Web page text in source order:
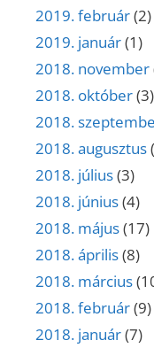
2019. február(2)
2019. január(1)
2018. november
2018. október(3)
2018.
2018. augusztus
2018. július(3)
2018. június(4)
2018. május(17)
2018. április(8)
2018. március
2018. február(9)
2018. január(7)